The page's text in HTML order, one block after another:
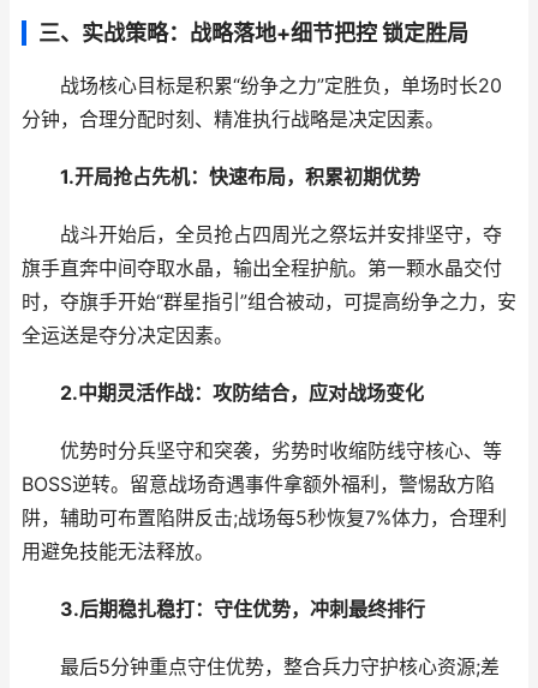
三、实战策略：战略落地+细节把控 锁定胜局
战场核心目标是积累“纷争之力”定胜负，单场时长20
分钟，合理分配时刻、精准执行战略是决定因素。
1.开局抢占先机：快速布局，积累初期优势
战斗开始后，全员抢占四周光之祭坛并安排坚守，夺
旗手直奔中间夺取水晶，输出全程护航。第一颗水晶交付
时，夺旗手开始“群星指引”组合被动，可提高纷争之力，安
全运送是夺分决定因素。
2.中期灵活作战：攻防结合，应对战场变化
优势时分兵坚守和突袭，劣势时收缩防线守核心、等
BOSS逆转。留意战场奇遇事件拿额外福利，警惕敌方陷
阱，辅助可布置陷阱反击;战场每5秒恢复7%体力，合理利
用避免技能无法释放。
3.后期稳扎稳打：守住优势，冲刺最终排行
最后5分钟重点守住优势，整合兵力守护核心资源;差